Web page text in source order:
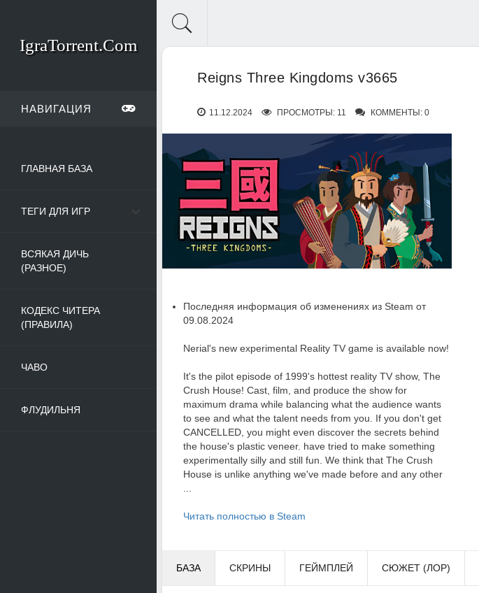
IgraTorrent.Com
НАВИГАЦИЯ
ГЛАВНАЯ БАЗА
ТЕГИ ДЛЯ ИГР
ВСЯКАЯ ДИЧЬ
(РАЗНОЕ)
КОДЕКС ЧИТЕРА
(ПРАВИЛА)
ЧАВО
ФЛУДИЛЬНЯ
Reigns Three Kingdoms v3665
11.12.2024 ПРОСМОТРЫ: 11 КОММЕНТЫ: 0
Последняя информация об изменениях из Steam от
09.08.2024
Nerial's new experimental Reality TV game is available now!
It's the pilot episode of 1999's hottest reality TV show, The
Crush House! Cast, film, and produce the show for
maximum drama while balancing what the audience wants
to see and what the talent needs from you. If you don't get
CANCELLED, you might even discover the secrets behind
the house's plastic veneer. have tried to make something
experimentally silly and still fun. We think that The Crush
House is unlike anything we've made before and any other
Читать полностью в Steam
БАЗА СКРИНЫ ГЕЙМПЛЕЙ СЮЖЕТ (ЛОР)